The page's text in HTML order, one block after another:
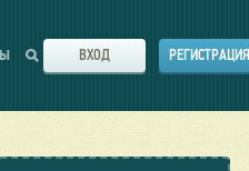
ВХОД РЕГИСТРАЦИЯ